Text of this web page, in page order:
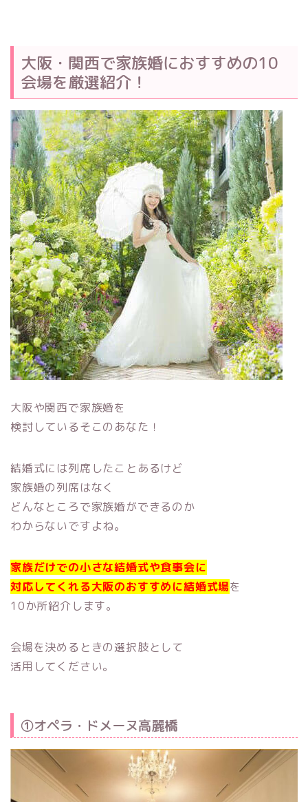
大阪・関西で家族婚におすすめの10
会場を厳選紹介！
大阪や関西で家族婚を
検討しているそこのあなた！
結婚式には列席したことあるけど
家族婚の列席はなく
どんなところで家族婚ができるのか
わからないですよね。
家族だけでの小さな結婚式や食事会に
対応してくれる大阪のおすすめに結婚式場を
10か所紹介します。
会場を決めるときの選択肢として
活用してください。
①オペラ・ドメーヌ高麗橋